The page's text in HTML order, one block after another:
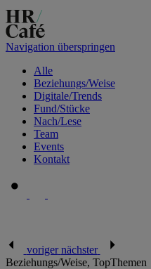
Navigation überspringen
Alle
Beziehungs/Weise
Digitale/Trends
Fund/Stücke
Nach/Lese
Team
Events
Kontakt
voriger nächster
Beziehungs/Weise, TopThemen